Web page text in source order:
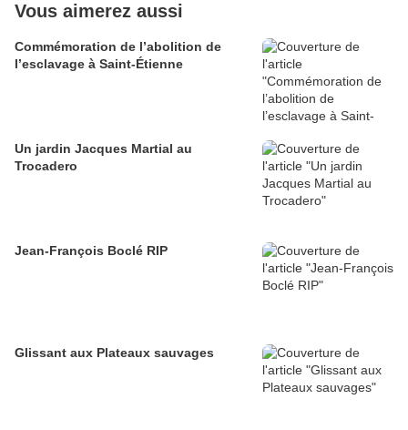
Vous aimerez aussi
Commémoration de l’abolition de
l’esclavage à Saint-Étienne
Un jardin Jacques Martial au
Trocadero
Jean-François Boclé RIP
Glissant aux Plateaux sauvages